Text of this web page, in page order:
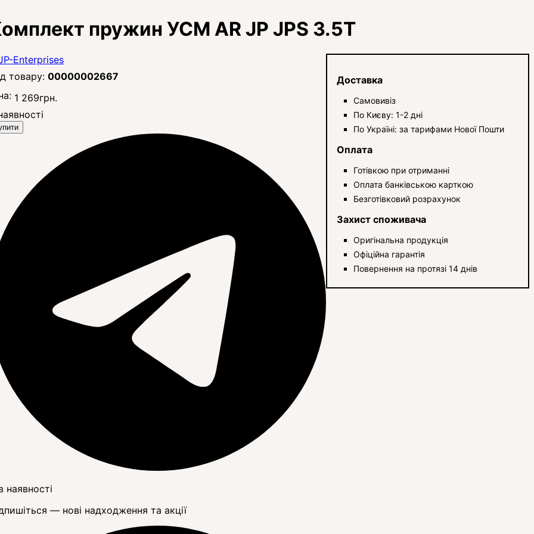
пружин УСМ AR JP JPS 3.5T
00000002667
1 269грн.
наявності
— нові надходження та акції
Доставка
Самовивіз
По Києву: 1-2 дні
По Україні: за тарифами Нової Пошти
Оплата
Готівкою при отриманні
Оплата банківською карткою
Безготівковий розрахунок
Захист споживача
Оригінальна продукція
Офіційна гарантія
Повернення на протязі 14 днів